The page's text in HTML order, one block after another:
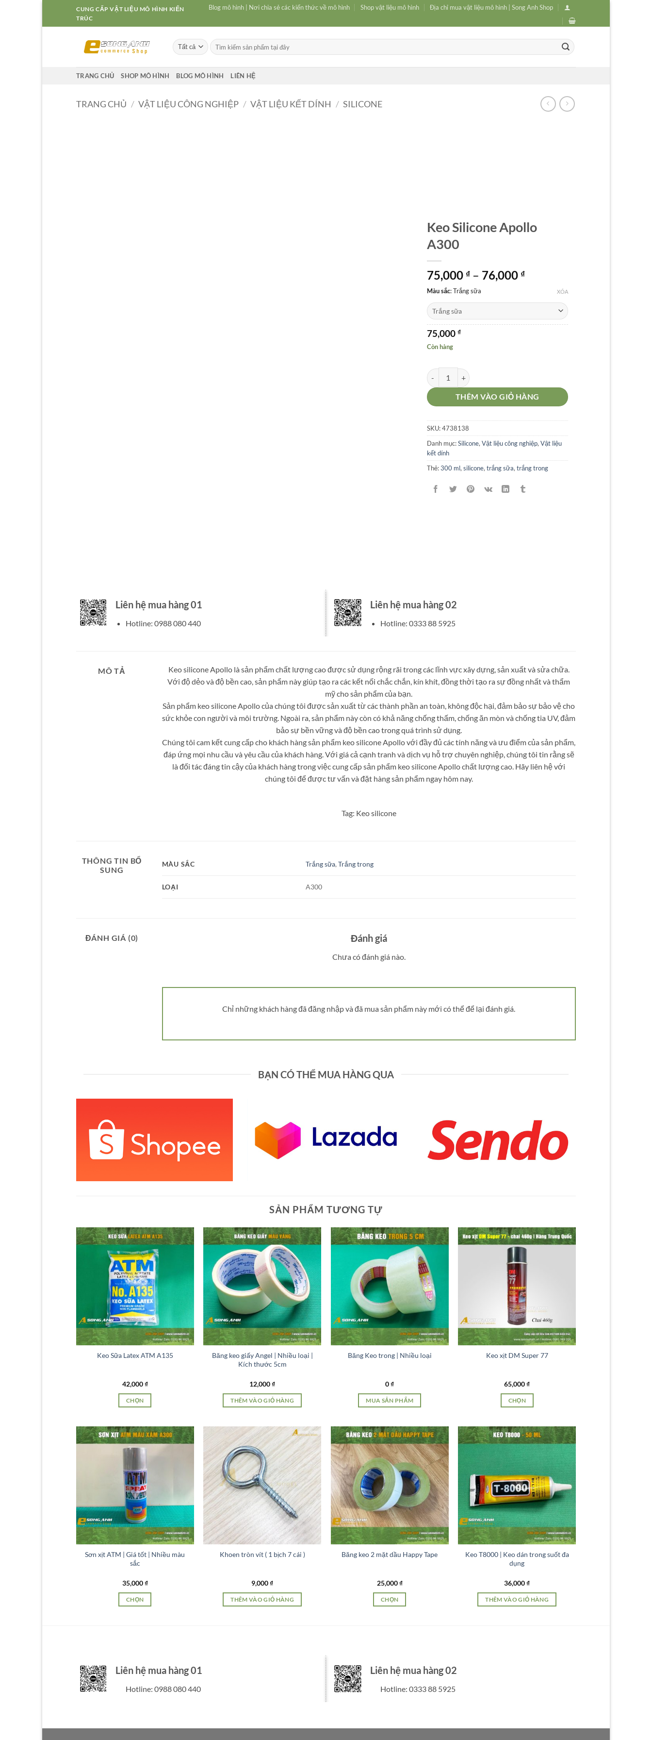
nội
CUNG CẤP VẬT LIỆU MÔ HÌNH KIẾN
TRÚC
Blog mô hình | Nơi chia sẻ các kiến thức về mô hình Shop vật liệu mô hình Địa chỉ mua vật liệu mô hình | Song Anh Shop
Tìm
kiếm:
TRANG CHỦ SHOP MÔ HÌNH BLOG MÔ HÌNH LIÊN HỆ
TRANG CHỦ / VẬT LIỆU CÔNG NGHIỆP / VẬT LIỆU KẾT DÍNH / SILICONE
Keo Silicone Apollo
A300
75,000 ₫ – 76,000 ₫Khoảng
75,000 ₫
đến
Màu sắc:Trắng sữa XÓA
75,000 ₫
Còn hàng
Keo Silicone Apollo A300 số lượng
THÊM VÀO GIỎ HÀNG
SKU:4738138
Danh mục:Silicone, Vật liệu công nghiệp, Vật liệu
kết dính
Thẻ:300 ml, silicone, trắng sữa, trắng trong
Liên hệ mua hàng 01
Hotline: 0988 080 440
Liên hệ mua hàng 02
Hotline: 0333 88 5925
MÔ TẢ
Keo silicone Apollo là sản phẩm chất lượng cao được sử dụng rộng rãi trong các lĩnh vực xây dựng, sản xuất và sửa chữa.
Với độ dẻo và độ bền cao, sản phẩm này giúp tạo ra các kết nối chắc chắn, kín khít, đồng thời tạo ra sự đồng nhất và thẩm
mỹ cho sản phẩm của bạn.
Sản phẩm keo silicone Apollo của chúng tôi được sản xuất từ các thành phần an toàn, không độc hại, đảm bảo sự bảo vệ cho
sức khỏe con người và môi trường. Ngoài ra, sản phẩm này còn có khả năng chống thấm, chống ăn mòn và chống tia UV, đảm
bảo sự bền vững và độ bền cao trong quá trình sử dụng.
Chúng tôi cam kết cung cấp cho khách hàng sản phẩm keo silicone Apollo với đầy đủ các tính năng và ưu điểm của sản phẩm,
đáp ứng mọi nhu cầu và yêu cầu của khách hàng. Với giá cả cạnh tranh và dịch vụ hỗ trợ chuyên nghiệp, chúng tôi tin rằng sẽ
là đối tác đáng tin cậy của khách hàng trong việc cung cấp sản phẩm keo silicone Apollo chất lượng cao. Hãy liên hệ với
chúng tôi để được tư vấn và đặt hàng sản phẩm ngay hôm nay.
Tag: Keo silicone
THÔNG TIN BỔ
SUNG
MÀU SẮC Trắng sữa, Trắng trong
LOẠI A300
ĐÁNH GIÁ (0) Đánh giá
Chưa có đánh giá nào.
Chỉ những khách hàng đã đăng nhập và đã mua sản phẩm này mới có thể để lại đánh giá.
BẠN CÓ THỂ MUA HÀNG QUA
SẢN PHẨM TƯƠNG TỰ
Keo Sữa Latex ATM A135
42,000₫
CHỌN
này
có
nhiều
biến
thể.
Các
tùy
chọn
có
được
chọn
trang
sản
phẩm
Băng keo giấy Angel | Nhiều loại |
Kích thước 5cm
12,000₫
THÊM VÀO GIỎ HÀNG
Băng Keo trong | Nhiều loại
0₫
MUA SẢN PHẨM
Keo xịt DM Super 77
65,000₫
CHỌN
này
có
nhiều
biến
thể.
Các
tùy
chọn
có
được
chọn
trên
trang
sản
phẩm
Sơn xịt ATM | Giá tốt | Nhiều màu
sắc
35,000₫
CHỌN
biến
thể.
Các
Khoen tròn vít ( 1 bịch 7 cái )
9,000₫
THÊM VÀO GIỎ HÀNG
Băng keo 2 mặt dầu Happy Tape
25,000₫
CHỌN
biến
thể.
Các
Keo T8000 | Keo dán trong suốt đa
dụng
36,000₫
THÊM VÀO GIỎ HÀNG
Liên hệ mua hàng 01
Hotline: 0988 080 440
Liên hệ mua hàng 02
Hotline: 0333 88 5925